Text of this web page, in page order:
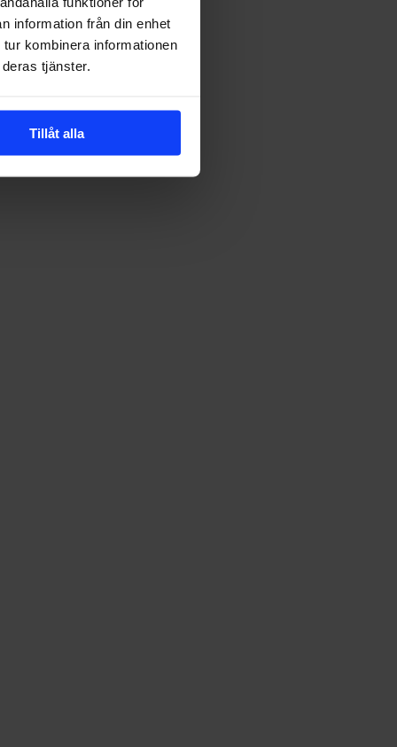
information från din enhet
kombinera informationen
tjänster.
Tillåt alla